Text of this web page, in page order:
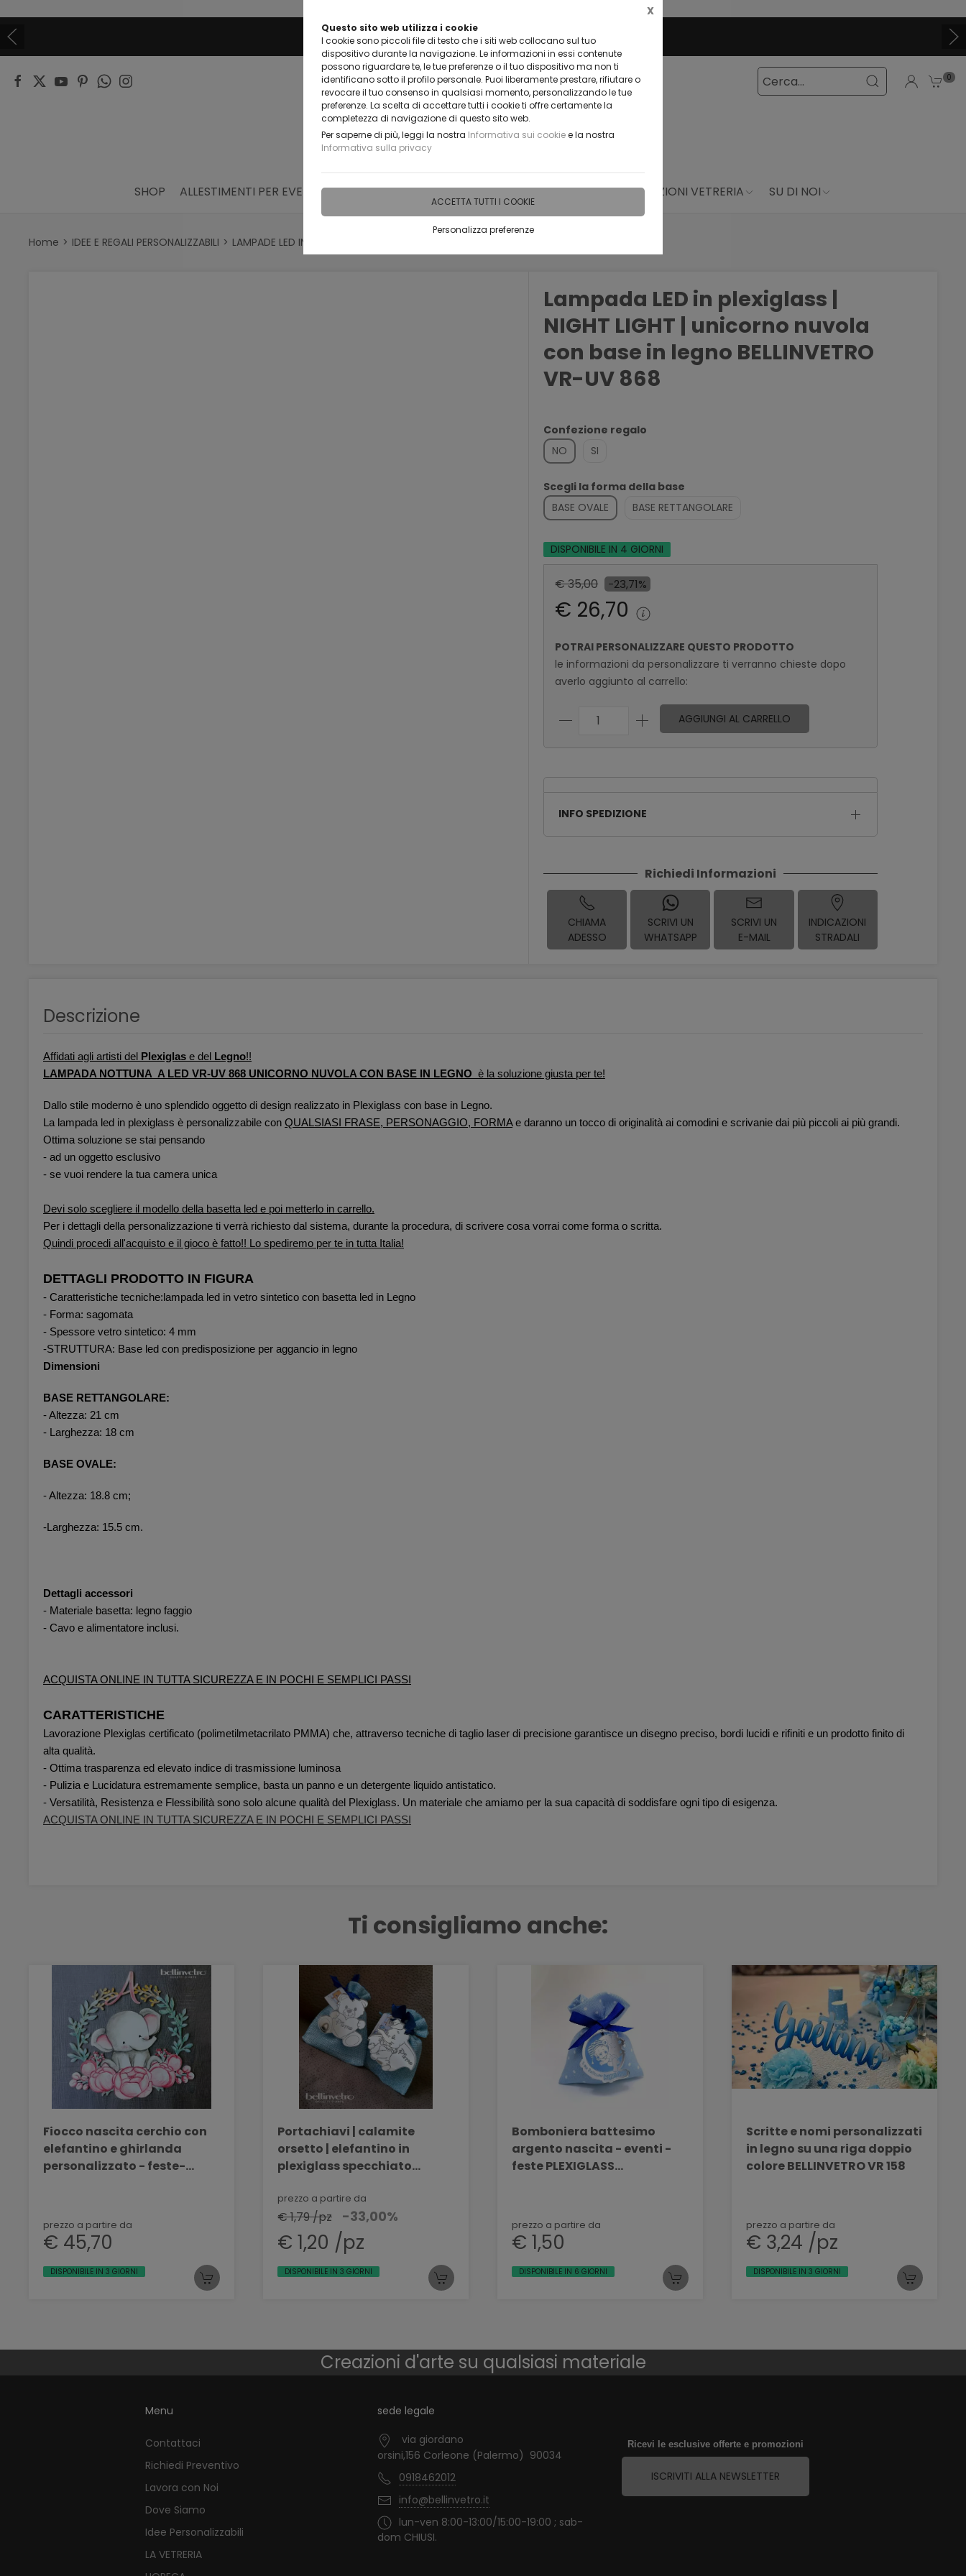
Questo sito web utilizza i cookie
I cookie sono piccoli file di testo che i siti web collocano sul tuo
dispositivo durante la navigazione. Le informazioni in essi contenute
possono riguardare te, le tue preferenze o il tuo dispositivo ma non ti
identificano sotto il profilo personale. Puoi liberamente prestare, rifiutare o
revocare il tuo consenso in qualsiasi momento, personalizzando le tue
preferenze. La scelta di accettare tutti i cookie ti offre certamente la
completezza di navigazione di questo sito web.
Per saperne di più, leggi la nostra Informativa sui cookiee la nostra
Informativa sulla privacy
ACCETTA TUTTI I COOKIE
Personalizza preferenze
X
VUOI DIVENTARE UN NOSTRO RIVENDITORE?
CONTATTACI
0
SHOP ALLESTIMENTI PER EVENTI IDEE PERSONALIZZABILI RECENSIONI HORECA PRODUZIONI VETRERIA SU DI NOI
Home IDEE E REGALI PERSONALIZZABILI LAMPADE LED IN PLEXIGLASS | NIGHT LIGHT
Lampada LED in plexiglass |
NIGHT LIGHT | unicorno nuvola
con base in legno BELLINVETRO
VR-UV 868
Confezione regalo
NO
SI
Scegli la forma della base
BASE OVALE
BASE RETTANGOLARE
DISPONIBILE IN 4 GIORNI
€ 35,00 -23,71%
€ 26,70
POTRAI PERSONALIZZARE QUESTO PRODOTTO
le informazioni da personalizzare ti verranno chieste dopo
averlo aggiunto al carrello:
AGGIUNGI AL CARRELLO
INFO SPEDIZIONE
Richiedi Informazioni
CHIAMA
ADESSO
SCRIVI UN
WHATSAPP
SCRIVI UN
E-MAIL
INDICAZIONI
STRADALI
Descrizione
Affidati agli artisti del Plexiglas e del Legno!!
LAMPADA NOTTUNA A LED VR-UV 868 UNICORNO NUVOLA CON BASE IN LEGNO è la soluzione giusta per te!
Dallo stile moderno è uno splendido oggetto di design realizzato in Plexiglass con base in Legno.
La lampada led in plexiglass è personalizzabile con QUALSIASI FRASE, PERSONAGGIO, FORMAe daranno un tocco di originalità ai comodini e scrivanie dai più piccoli ai più grandi.
Ottima soluzione se stai pensando
- ad un oggetto esclusivo
- se vuoi rendere la tua camera unica
Devi solo scegliere il modello della basetta led e poi metterlo in carrello.
Per i dettagli della personalizzazione ti verrà richiesto dal sistema, durante la procedura, di scrivere cosa vorrai come forma o scritta.
Quindi procedi all'acquisto e il gioco è fatto!! Lo spediremo per te in tutta Italia!
DETTAGLI PRODOTTO IN FIGURA
- Caratteristiche tecniche:lampada led in vetro sintetico con basetta led in Legno
- Forma: sagomata
- Spessore vetro sintetico: 4 mm
-STRUTTURA: Base led con predisposizione per aggancio in legno
Dimensioni
BASE RETTANGOLARE:
- Altezza: 21 cm
- Larghezza: 18 cm
BASE OVALE:
- Altezza: 18.8 cm;
-Larghezza: 15.5 cm.
Dettagli accessori
- Materiale basetta: legno faggio
- Cavo e alimentatore inclusi.
ACQUISTA ONLINE IN TUTTA SICUREZZA E IN POCHI E SEMPLICI PASSI
CARATTERISTICHE
Lavorazione Plexiglas certificato (polimetilmetacrilato PMMA) che, attraverso tecniche di taglio laser di precisione garantisce un disegno preciso, bordi lucidi e rifiniti e un prodotto finito di
alta qualità.
- Ottima trasparenza ed elevato indice di trasmissione luminosa
- Pulizia e Lucidatura estremamente semplice, basta un panno e un detergente liquido antistatico.
- Versatilità, Resistenza e Flessibilità sono solo alcune qualità del Plexiglass. Un materiale che amiamo per la sua capacità di soddisfare ogni tipo di esigenza.
ACQUISTA ONLINE IN TUTTA SICUREZZA E IN POCHI E SEMPLICI PASSI
Ti consigliamo anche:
Fiocco nascita cerchio con
elefantino e ghirlanda
personalizzato - feste-
prezzo a partire da
€ 45,70
DISPONIBILE IN 3 GIORNI
Portachiavi | calamite
orsetto | elefantino in
plexiglass specchiato
prezzo a partire da
€ 1,79 /pz -33,00%
€ 1,20 /pz
DISPONIBILE IN 3 GIORNI
Bomboniera battesimo
argento nascita - eventi -
feste PLEXIGLASS
prezzo a partire da
€ 1,50
DISPONIBILE IN 6 GIORNI
Scritte e nomi personalizzati
in legno su una riga doppio
colore BELLINVETRO VR 158
prezzo a partire da
€ 3,24 /pz
DISPONIBILE IN 3 GIORNI
Creazioni d'arte su qualsiasi materiale
Menu
Contattaci
Richiedi Preventivo
Lavora con Noi
Dove Siamo
Idee Personalizzabili
LA VETRERIA
sede legale
via giordano
orsini,156 Corleone (Palermo) 90034
0918462012
info@bellinvetro.it
lun-ven 8:00-13:00/15:00-19:00 ; sab-
dom CHIUSI.
Ricevi le esclusive offerte e promozioni
ISCRIVITI ALLA NEWSLETTER